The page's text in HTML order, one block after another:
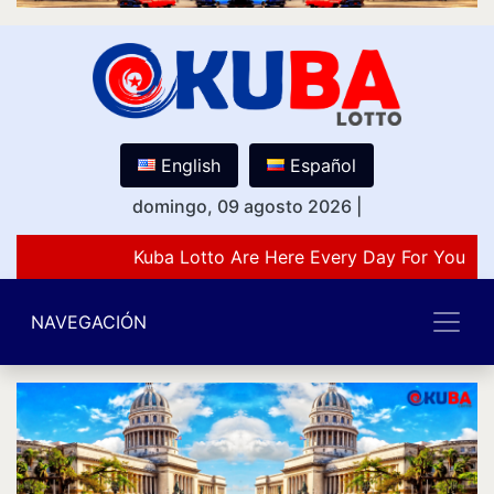
English
Español
domingo, 09 agosto 2026
Kuba Lotto Are Here Every Day For You
NAVEGACIÓN